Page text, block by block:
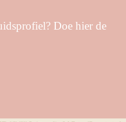
Doe hier de